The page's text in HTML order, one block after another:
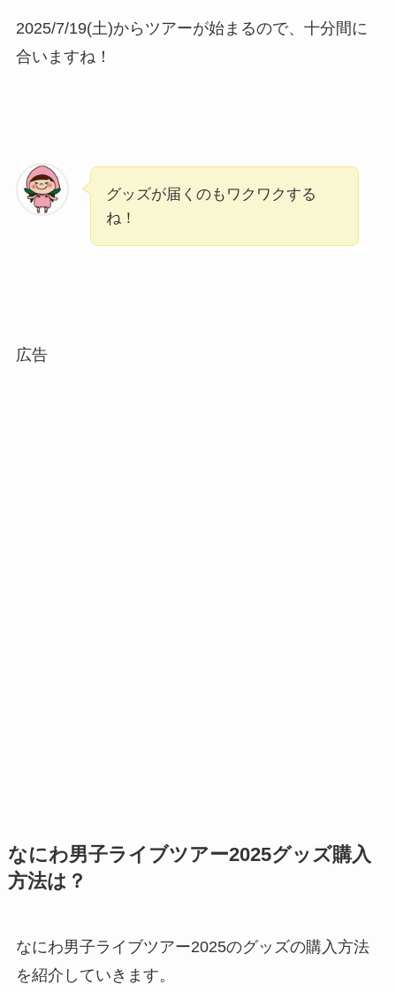
2025/7/19(土)からツアーが始まるので、十分間に
合いますね！
グッズが届くのもワクワクする
ね！
広告
なにわ男子ライブツアー2025グッズ購入
方法は？
なにわ男子ライブツアー2025のグッズの購入方法
を紹介していきます。